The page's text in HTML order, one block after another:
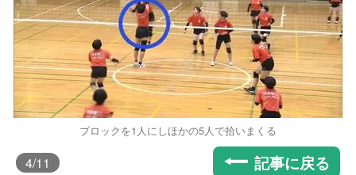
ブロックを1人にしほかの5人で拾いまくる
4/11 記事に戻る